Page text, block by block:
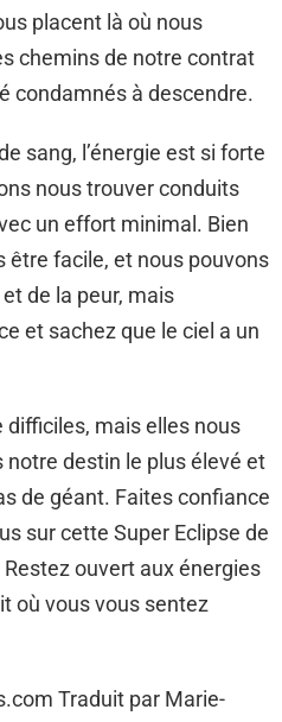
placent là où nous
chemins de notre contrat
condamnés à descendre.
sang, l’énergie est si forte
nous trouver conduits
un effort minimal. Bien
être facile, et nous pouvons
de la peur, mais
et sachez que le ciel a un
mais elles nous
destin le plus élevé et
de géant. Faites confiance
sur cette Super Eclipse de
ouvert aux énergies
où vous vous sentez
Traduit par Marie-